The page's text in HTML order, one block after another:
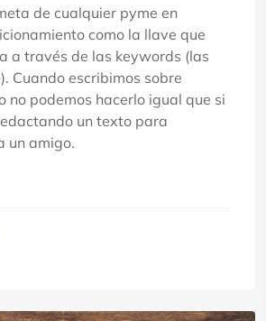
de cualquier pyme en
como la llave que
a través de las keywords (las
Cuando escribimos sobre
no podemos hacerlo igual que si
un texto para
un amigo.